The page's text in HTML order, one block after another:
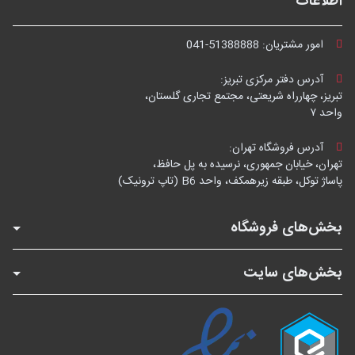
امور مشتریان: 041-51388888
آدرس دفتر مرکزی تبریز:
تبریز، چهارراه شریعتی، مجتمع تجاری گلستان،
واحد ۷
آدرس فروشگاه تهران:
تهران، خیابان جمهوری، نرسیده به پل حافظ،
پاساژ توکل، طبقه زیرهمکف، واحد B6 (تاپ ترونیک)
بخش‌های فروشگاه
بخش‌های سایت